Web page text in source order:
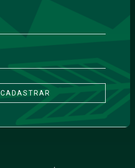
CADASTRAR